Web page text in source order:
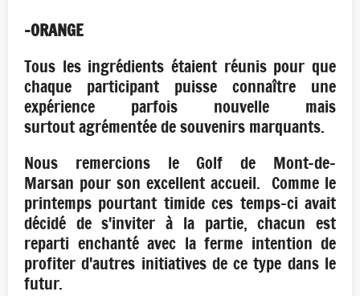
-ORANGE
Tous les ingrédients étaient réunis pour que
chaque participant puisse connaître une
expérience parfois nouvelle mais
surtout agrémentée de souvenirs marquants.
Nous remercions le Golf de Mont-de-
Marsan pour son excellent accueil. Comme le
printemps pourtant timide ces temps-ci avait
décidé de s'inviter à la partie, chacun est
reparti enchanté avec la ferme intention de
profiter d'autres initiatives de ce type dans le
futur.